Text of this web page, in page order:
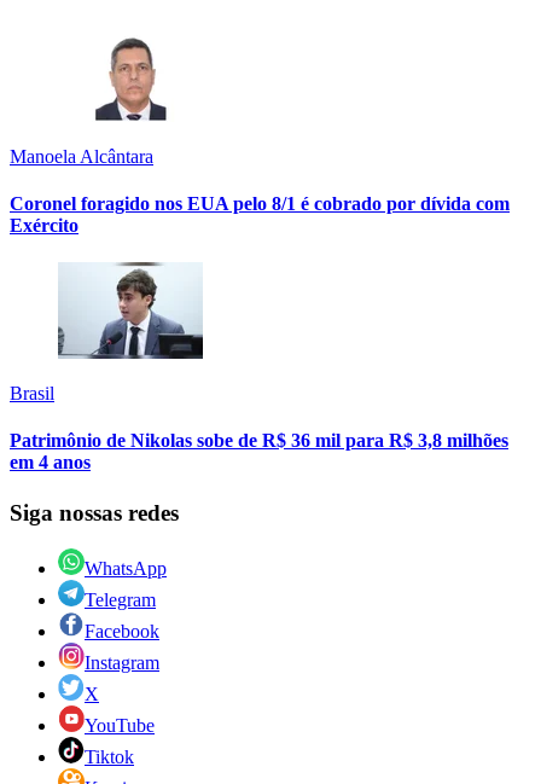
Manoela Alcântara
Coronel foragido nos EUA pelo 8/1 é cobrado por dívida com
Exército
Brasil
Patrimônio de Nikolas sobe de R$ 36 mil para R$ 3,8 milhões
em 4 anos
Siga nossas redes
WhatsApp
Telegram
Facebook
Instagram
X
YouTube
Tiktok